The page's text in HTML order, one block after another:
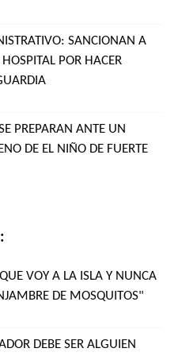
SANCIONAN A
POR HACER
PREPARAN ANTE UN
DE EL NIÑO DE FUERTE
VOY A LA ISLA Y NUNCA
DE MOSQUITOS"
DEBE SER ALGUIEN